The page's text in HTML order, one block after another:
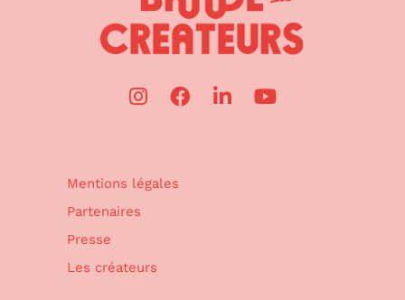
Mentions légales
Partenaires
Presse
Les créateurs